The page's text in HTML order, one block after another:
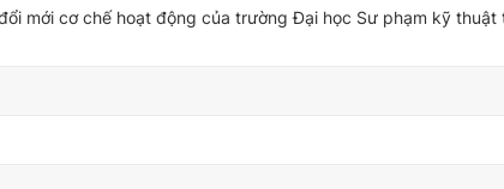
mới cơ chế hoạt động của trường Đại học Sư phạm kỹ thuật